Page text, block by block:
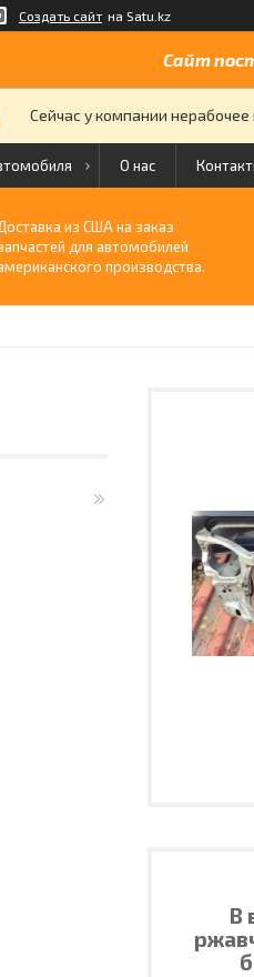
Создать сайт на Satu.kz
Сайт
Сейчас у компании
О нас
из США на заказ
для автомобилей
производства.
В